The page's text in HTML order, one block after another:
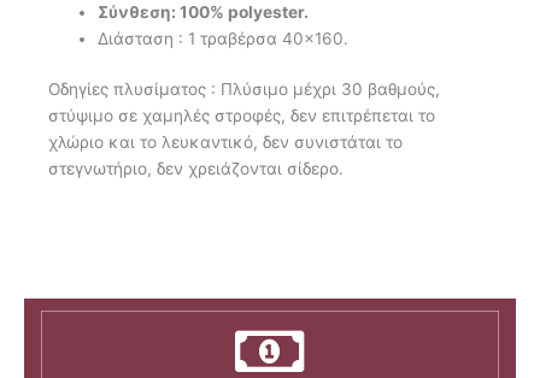
Σύνθεση: 100% polyester.
Διάσταση : 1 τραβέρσα 40×160.
Οδηγίες πλυσίματος : Πλύσιμο μέχρι 30 βαθμούς,
στύψιμο σε χαμηλές στροφές, δεν επιτρέπεται το
χλώριο και το λευκαντικό, δεν συνιστάται το
στεγνωτήριο, δεν χρειάζονται σίδερο.